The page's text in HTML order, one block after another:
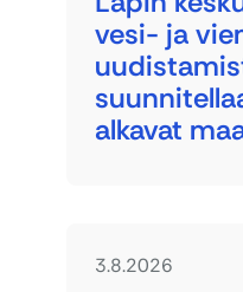
vesi- ja
alkavat
3.8.2026